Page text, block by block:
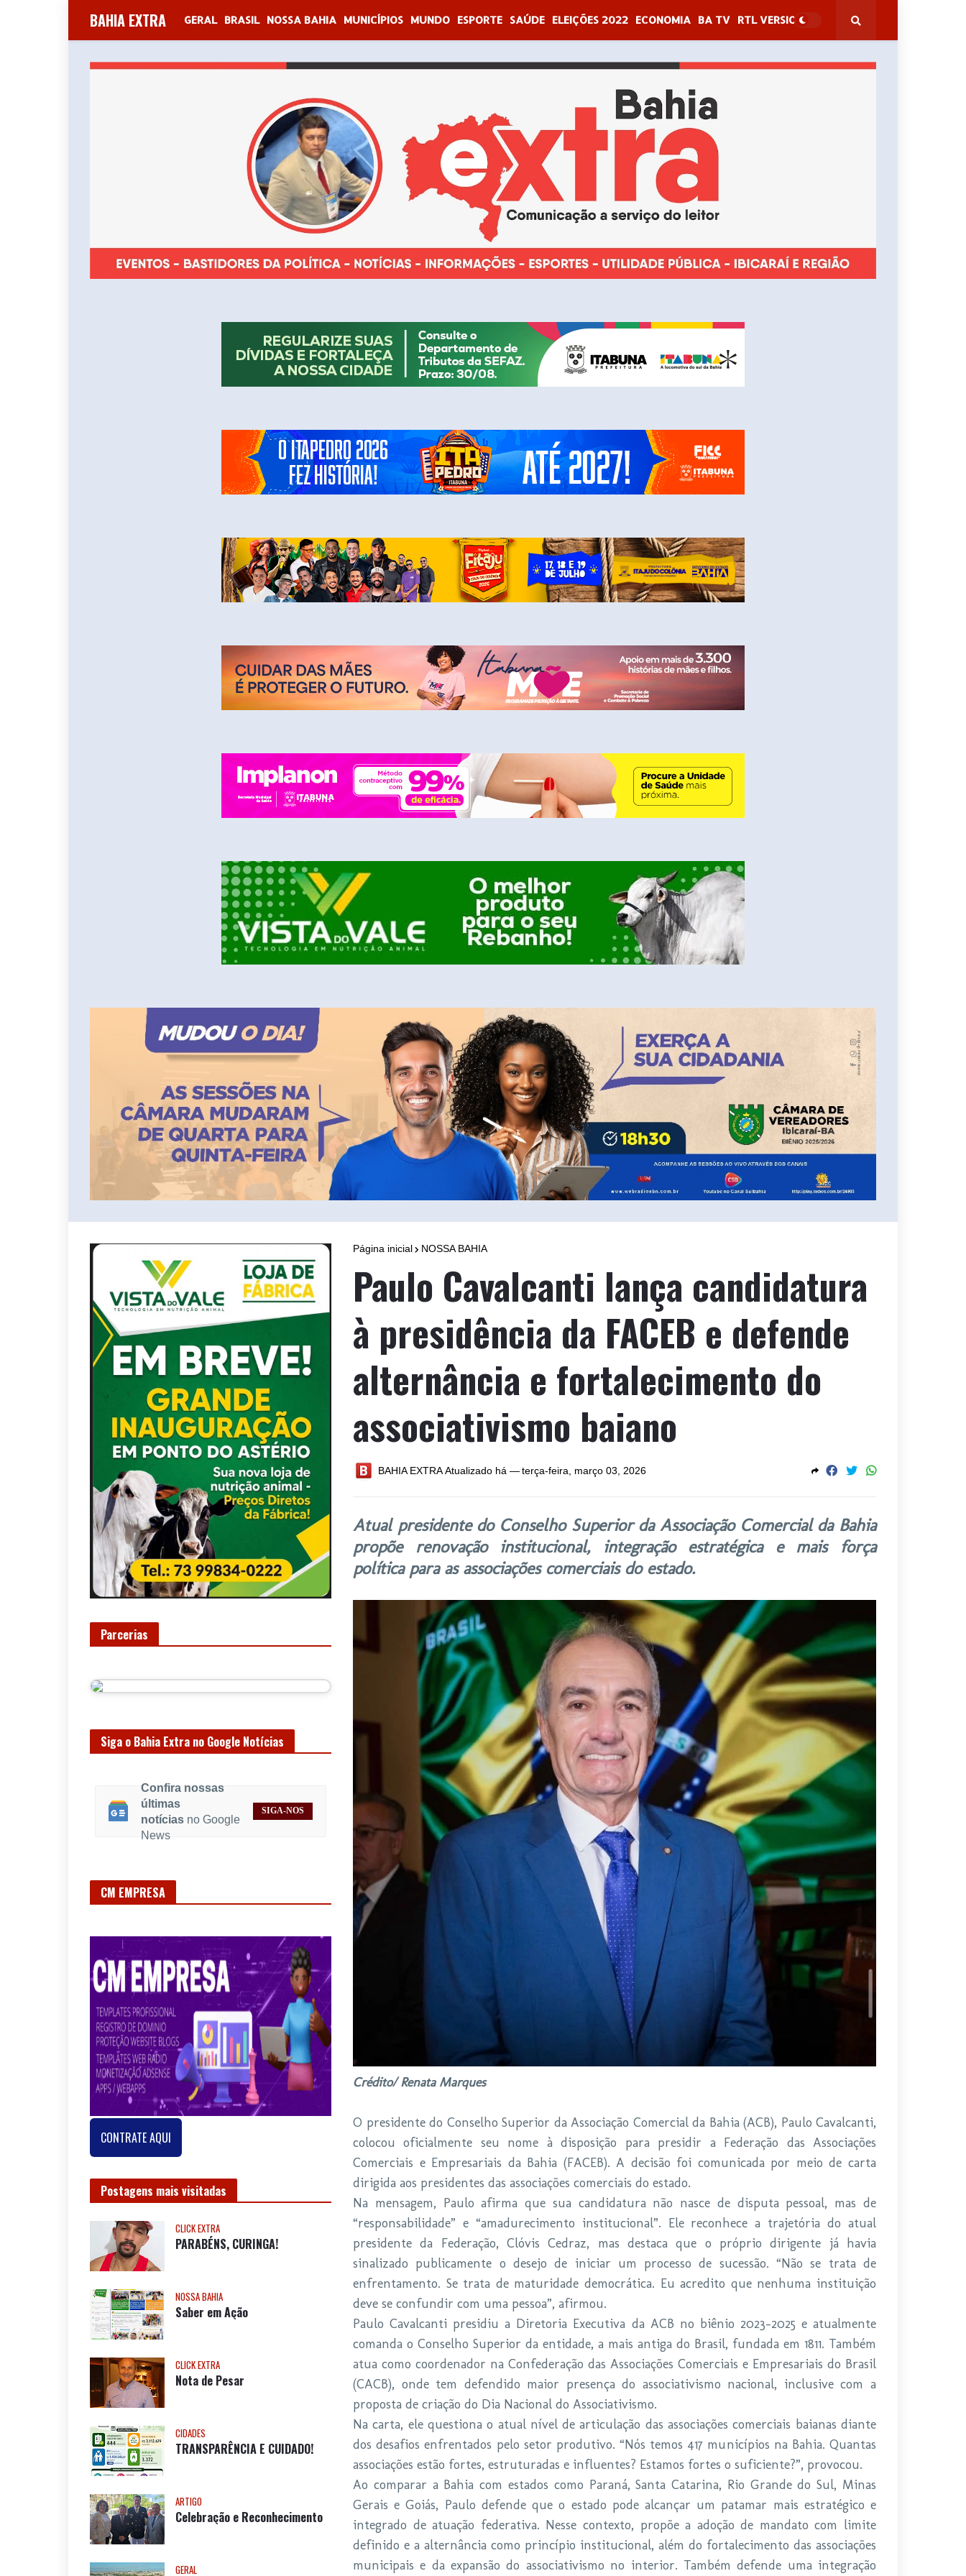
BAHIA EXTRA GERAL BRASIL NOSSA BAHIA MUNICÍPIOS MUNDO ESPORTE SAÚDE ELEIÇÕES 2022 ECONOMIA BA TV RTL VERSION
Página inicial NOSSA BAHIA
Paulo Cavalcanti lança candidatura
à presidência da FACEB e defende
alternância e fortalecimento do
associativismo baiano
BAHIA EXTRAAtualizado há —terça-feira, março 03, 2026
Atual presidente do Conselho Superior da Associação Comercial da Bahia
propõe renovação institucional, integração estratégica e mais força
política para as associações comerciais do estado.
Crédito/ Renata Marques
O presidente do Conselho Superior da Associação Comercial da Bahia (ACB), Paulo Cavalcanti,
colocou oficialmente seu nome à disposição para presidir a Federação das Associações
Comerciais e Empresariais da Bahia (FACEB). A decisão foi comunicada por meio de carta
dirigida aos presidentes das associações comerciais do estado.
Na mensagem, Paulo afirma que sua candidatura não nasce de disputa pessoal, mas de
“responsabilidade” e “amadurecimento institucional”. Ele reconhece a trajetória do atual
presidente da Federação, Clóvis Cedraz, mas destaca que o próprio dirigente já havia
sinalizado publicamente o desejo de iniciar um processo de sucessão. “Não se trata de
enfrentamento. Se trata de maturidade democrática. Eu acredito que nenhuma instituição
deve se confundir com uma pessoa”, afirmou.
Paulo Cavalcanti presidiu a Diretoria Executiva da ACB no biênio 2023–2025 e atualmente
comanda o Conselho Superior da entidade, a mais antiga do Brasil, fundada em 1811. Também
atua como coordenador na Confederação das Associações Comerciais e Empresariais do Brasil
(CACB), onde tem defendido maior presença do associativismo nacional, inclusive com a
proposta de criação do Dia Nacional do Associativismo.
Na carta, ele questiona o atual nível de articulação das associações comerciais baianas diante
dos desafios enfrentados pelo setor produtivo. “Nós temos 417 municípios na Bahia. Quantas
associações estão fortes, estruturadas e influentes? Estamos fortes o suficiente?”, provocou.
Ao comparar a Bahia com estados como Paraná, Santa Catarina, Rio Grande do Sul, Minas
Gerais e Goiás, Paulo defende que o estado pode alcançar um patamar mais estratégico e
integrado de atuação federativa. Nesse contexto, propõe a adoção de mandato com limite
definido e a alternância como princípio institucional, além do fortalecimento das associações
municipais e da expansão do associativismo no interior. Também defende uma integração
Parcerias
Siga o Bahia Extra no Google Notícias
Confira nossas
últimas
notíciasno Google
News
SIGA-NOS
CM EMPRESA
CONTRATE AQUI
CLICK EXTRA
NOSSA BAHIA